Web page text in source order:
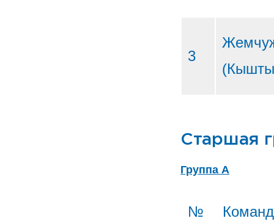
3
Старшая
Группа А
№